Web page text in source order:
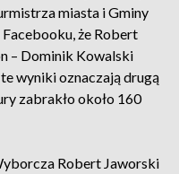
miasta i Gminy
że Robert
– Dominik Kowalski
wyniki oznaczają drugą
zabrakło około 160
Robert Jaworski